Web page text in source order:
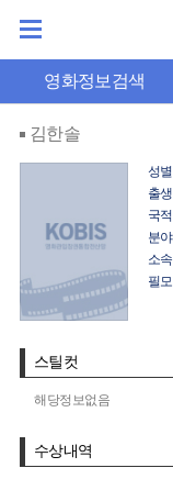
영화정보검색
김한솔
성별
출생
국적
분야
소속
필
스틸컷
해당정보없음
수상내역